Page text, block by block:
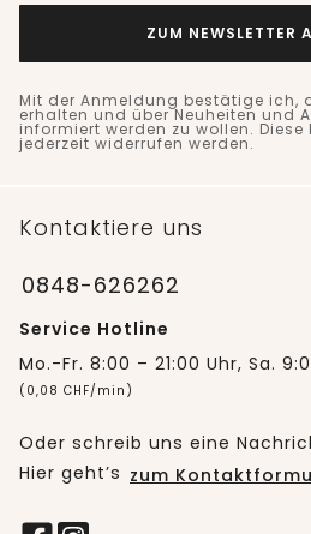
ZUM NEWSLETTER
Mit der Anmeldung bestätige ich,
erhalten und über Neuheiten und
informiert werden zu wollen.
jederzeit widerrufen werden.
Kontaktiere uns
0848-626262
Service Hotline
Mo.-Fr. 8:00 – 21:00 Uhr, Sa.
(0,08 CHF/min)
Oder schreib uns eine
Hier geht’s zum